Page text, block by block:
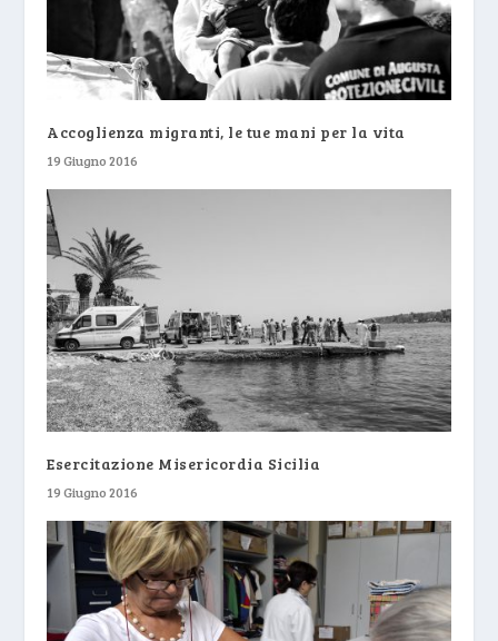
Accoglienza migranti, le tue mani per la vita
19 Giugno 2016
Esercitazione Misericordia Sicilia
19 Giugno 2016